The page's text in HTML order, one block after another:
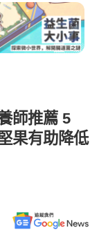
師推薦 5
果有助降低